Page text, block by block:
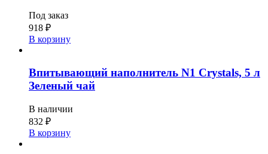
Под заказ
918 ₽
В корзину
Впитывающий наполнитель N1 Crystals, 5 л
Зеленый чай
В наличии
832 ₽
В корзину